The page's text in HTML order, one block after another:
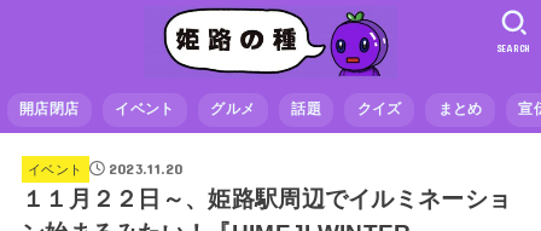
開店閉店 イベント グルメ 話題 クイズ まとめ 宣
SEARCH
イベント 2023.11.20
１１月２２日～、姫路駅周辺でイルミネーショ